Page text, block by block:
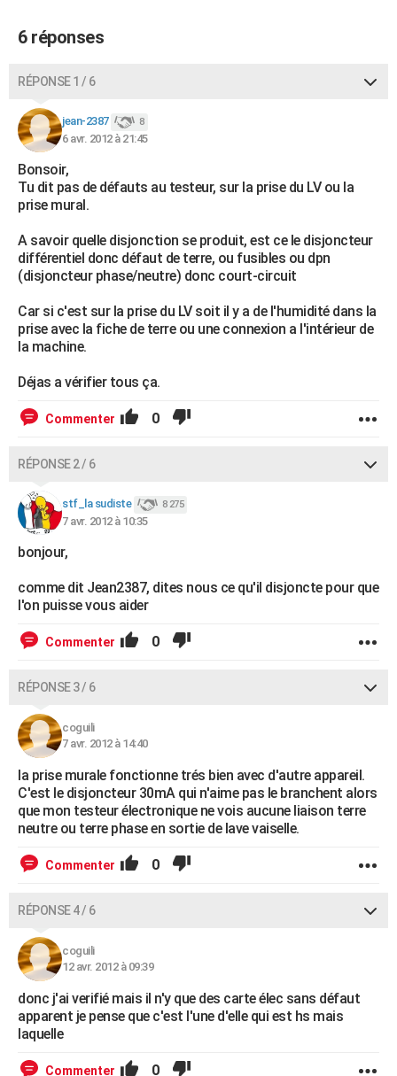
Carte de Noël
Carte Bonne année
Carte Saint-Valentin
Carte Pâques
Carte d'anniversaire
DICTIONNAIRE
Dictionnaire
Biographies
Citations
Expressions
Proverbes
PROGRAMME TV
COPAINS D'AVANT
S'inscrire
Se connecter
Lycées
Collèges
Primaires
Universités
Entreprises
Service militaire
Avis de recherche
FORUM
6 réponses
RÉPONSE 1 / 6
jean-2387 8
6 avr. 2012 à 21:45
Bonsoir,
Tu dit pas de défauts au testeur, sur la prise du LV ou la
prise mural.
A savoir quelle disjonction se produit, est ce le disjoncteur
différentiel donc défaut de terre, ou fusibles ou dpn
(disjoncteur phase/neutre) donc court-circuit
Car si c'est sur la prise du LV soit il y a de l'humidité dans la
prise avec la fiche de terre ou une connexion a l'intérieur de
la machine.
Déjas a vérifier tous ça.
Commenter 0
RÉPONSE 2 / 6
stf_la sudiste 8 275
7 avr. 2012 à 10:35
bonjour,
comme dit Jean2387, dites nous ce qu'il disjoncte pour que
l'on puisse vous aider
Commenter 0
RÉPONSE 3 / 6
coguili
7 avr. 2012 à 14:40
la prise murale fonctionne trés bien avec d'autre appareil.
C'est le disjoncteur 30mA qui n'aime pas le branchent alors
que mon testeur électronique ne vois aucune liaison terre
neutre ou terre phase en sortie de lave vaiselle.
Commenter 0
RÉPONSE 4 / 6
coguili
12 avr. 2012 à 09:39
donc j'ai verifié mais il n'y que des carte élec sans défaut
apparent je pense que c'est l'une d'elle qui est hs mais
laquelle
Commenter 0